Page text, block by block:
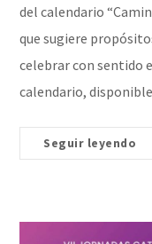
del calendario
que sugiere
celebrar con sentido
calendario,
Seguir leyendo